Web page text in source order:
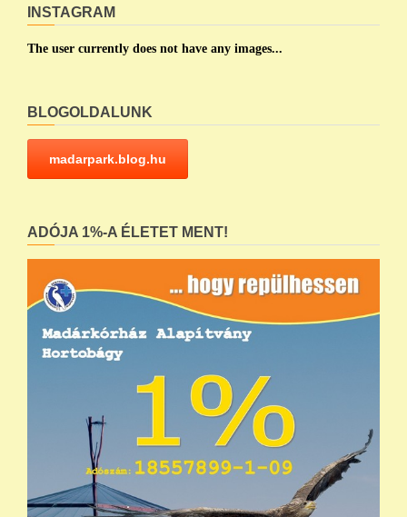
INSTAGRAM
The user currently does not have any images...
BLOGOLDALUNK
madarpark.blog.hu
ADÓJA 1%-A ÉLETET MENT!